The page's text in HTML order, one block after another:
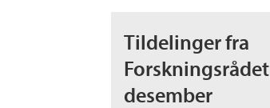
Tildelinger fra
desember